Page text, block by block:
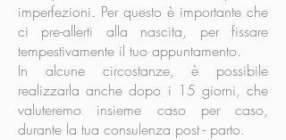
imperfezioni. Per questo è importante che
ci pre-allerti alla nascita, per fissare
tempestivamente il tuo appuntamento.
In alcune circostanze, è possibile
realizzarla anche dopo i 15 giorni, che
valuteremo insieme caso per caso,
durante la tua consulenza post - parto.